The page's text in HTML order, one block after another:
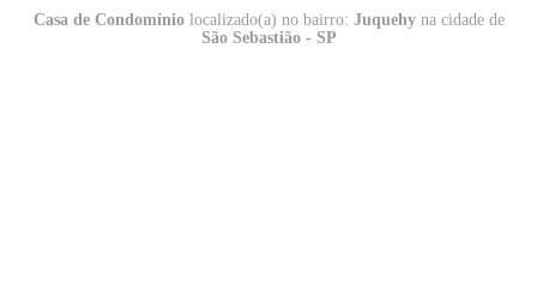
Casa de Condomíniolocalizado(a) no bairro: Juquehyna cidade de
São Sebastião - SP